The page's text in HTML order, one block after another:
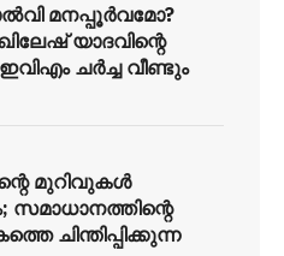
മനപ്പൂർവമോ?
യാദവിന്റെ
ചർച്ച വീണ്ടും
മുറിവുകൾ
സമാധാനത്തിന്റെ
ചിന്തിപ്പിക്കുന്ന